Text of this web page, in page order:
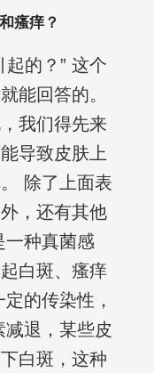
瘙痒？
的？” 这个
能回答的。
我们得先来
导致皮肤上
除了上面表
，还有其他
一种真菌感
白斑、瘙痒
的传染性，
减退，某些皮
白斑，这种